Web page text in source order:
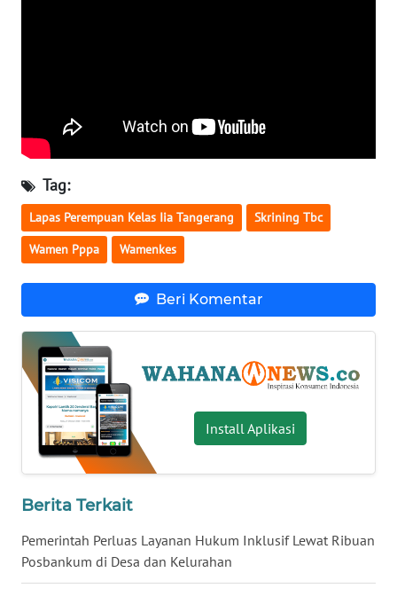
Tag:
Lapas Perempuan Kelas Iia Tangerang Skrining Tbc
Wamen Pppa Wamenkes
Beri Komentar
Install Aplikasi
Berita Terkait
Pemerintah Perluas Layanan Hukum Inklusif Lewat Ribuan
Posbankum di Desa dan Kelurahan
WN
SULBAR
WN
BABEL
WN
SUMSEL
WN
BENGKULU
LAMPUNG
JATENG